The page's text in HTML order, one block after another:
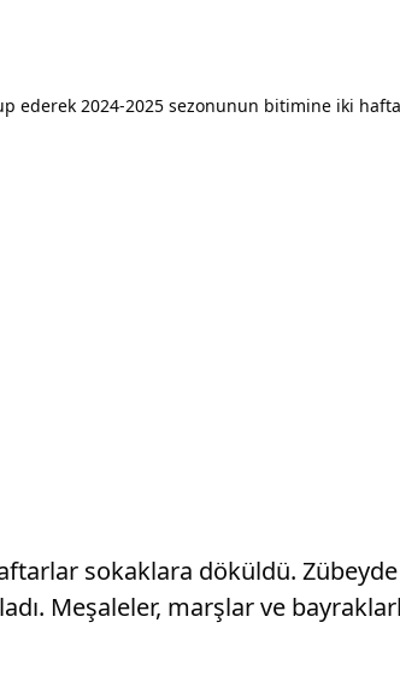
ederek 2024-2025 sezonunun bitimine iki
sokaklara döküldü. Zübeyde
Meşaleler, marşlar ve